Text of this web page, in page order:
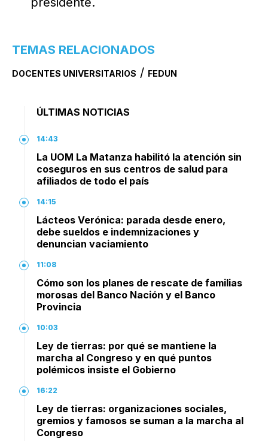
TEMAS RELACIONADOS
DOCENTES UNIVERSITARIOS / FEDUN
ÚLTIMAS NOTICIAS
14:43
La UOM La Matanza habilitó la atención sin
coseguros en sus centros de salud para
afiliados de todo el país
14:15
Lácteos Verónica: parada desde enero,
debe sueldos e indemnizaciones y
denuncian vaciamiento
11:08
Cómo son los planes de rescate de familias
morosas del Banco Nación y el Banco
Provincia
10:03
Ley de tierras: por qué se mantiene la
marcha al Congreso y en qué puntos
polémicos insiste el Gobierno
16:22
Ley de tierras: organizaciones sociales,
gremios y famosos se suman a la marcha al
Congreso